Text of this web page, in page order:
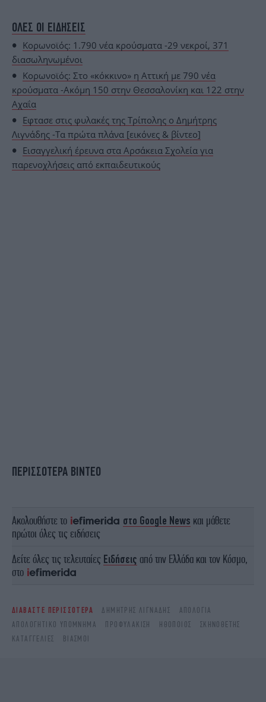
ΟΛΕΣ ΟΙ ΕΙΔΗΣΕΙΣ
Κορωνοϊός: 1.790 νέα κρούσματα -29 νεκροί, 371
διασωληνωμένοι
Κορωνοϊός: Στο «κόκκινο» η Αττική με 790 νέα
κρούσματα -Ακόμη 150 στην Θεσσαλονίκη και 122 στην
Αχαΐα
Εφτασε στις φυλακές της Τρίπολης ο Δημήτρης
Λιγνάδης -Τα πρώτα πλάνα [εικόνες & βίντεο]
Εισαγγελική έρευνα στα Αρσάκεια Σχολεία για
παρενοχλήσεις από εκπαιδευτικούς
ΠΕΡΙΣΣΟΤΕΡΑ ΒΙΝΤΕΟ
Ακολουθήστε το στο Google News και μάθετε
πρώτοι όλες τις ειδήσεις
Δείτε όλες τις τελευταίες Ειδήσεις από την Ελλάδα και τον Κόσμο,
στο
ΔΙΑΒΑΣΤΕ ΠΕΡΙΣΣΟΤΕΡΑ ΔΗΜΉΤΡΗΣ ΛΙΓΝΆΔΗΣ
ΑΠΟΛΟΓΊΑ
ΑΠΟΛΟΓΗΤΙΚΌ ΥΠΌΜΝΗΜΑ
ΠΡΟΦΥΛΆΚΙΣΗ ΗΘΟΠΟΙΌΣ
ΣΚΗΝΟΘΈΤΗΣ
ΚΑΤΑΓΓΕΛΊΕΣ
ΒΙΑΣΜΟΊ